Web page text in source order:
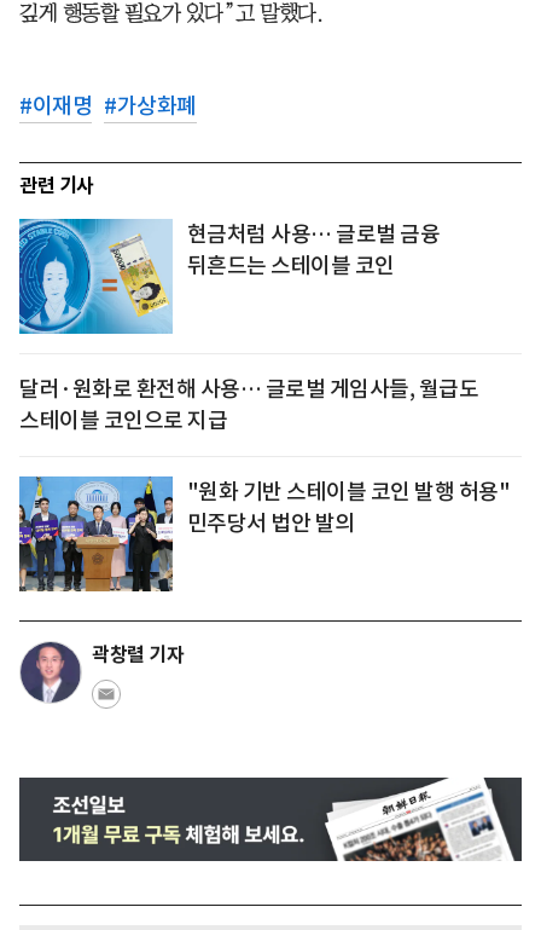
깊게 행동할 필요가 있다”고 말했다.
#이재명 #가상화폐
관련 기사
현금처럼 사용… 글로벌 금융
뒤흔드는 스테이블 코인
달러·원화로 환전해 사용… 글로벌 게임사들, 월급도
스테이블 코인으로 지급
"원화 기반 스테이블 코인 발행 허용"
민주당서 법안 발의
곽창렬 기자